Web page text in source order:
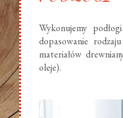
Wykonujemy
dopasowanie
materiałów
oleje).